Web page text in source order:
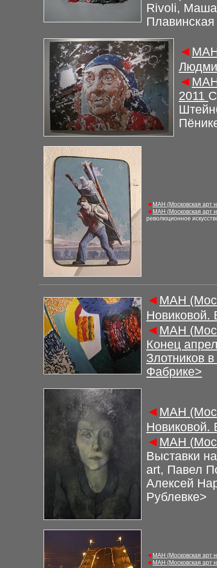
Rivoli, Маша
◄ М
◄ М
2011
◄ МАН (Московская арт
◄ МАН (Московская арт
революционное
◄ МАН
Новиковой.
◄ МАН (
Конец
Злотников
Фабрике>
◄ МАН
Новиковой.
◄ МАН (
Выставки
art, Павел
Алексей
Рублевке>
◄ МАН (Московская арт
◄ МАН (Московская арт